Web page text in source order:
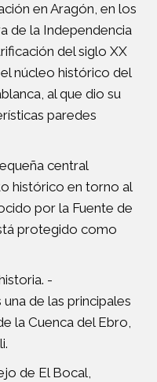
en Aragón, en los
de la Independencia
del siglo XX
núcleo histórico del
al que dio su
paredes
central
histórico en torno al
por la Fuente de
protegido como
-
de las principales
la Cuenca del Ebro,
de El Bocal,